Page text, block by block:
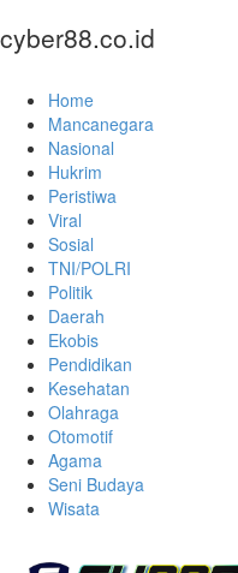
cyber88.co.id
Home
Mancanegara
Nasional
Hukrim
Peristiwa
Viral
Sosial
TNI/POLRI
Politik
Daerah
Ekobis
Pendidikan
Kesehatan
Olahraga
Otomotif
Agama
Seni Budaya
Wisata